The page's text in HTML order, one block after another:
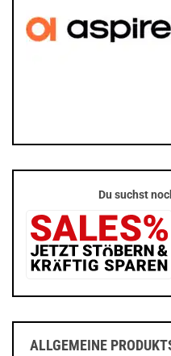
Du suchst
ALLGEMEINE